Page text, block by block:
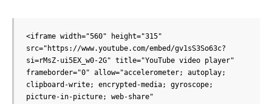
<iframe width="560" height="315"
src="https://www.youtube.com/embed/gv1sS3So63c?
si=rMsZ-ui5EX_w0-2G" title="YouTube video player"
frameborder="0" allow="accelerometer; autoplay;
clipboard-write; encrypted-media; gyroscope;
picture-in-picture; web-share"